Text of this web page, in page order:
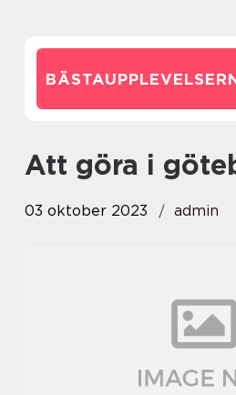
att göra i
03 oktober 2023 admin